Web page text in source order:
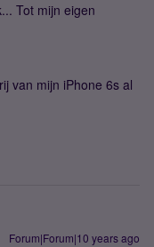
Tot mijn eigen
van mijn iPhone 6s al
Forum|Forum|10 years ago